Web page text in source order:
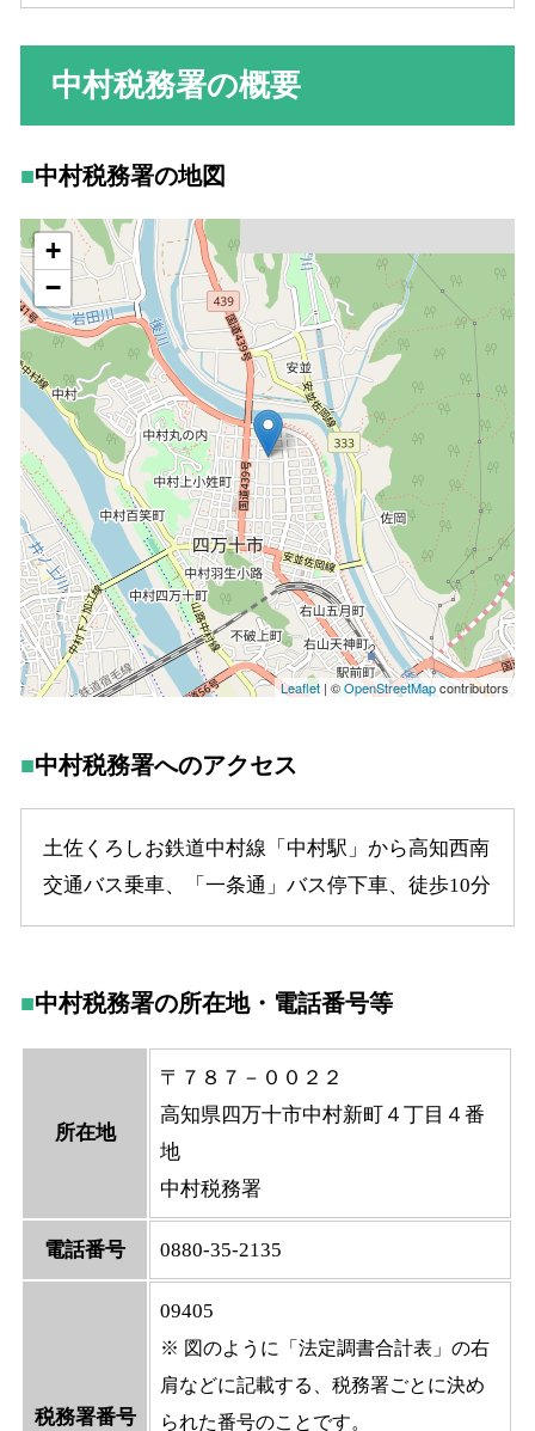
中村税務署の概要
中村税務署の地図
中村税務署へのアクセス
土佐くろしお鉄道中村線「中村駅」から高知西南
交通バス乗車、「一条通」バス停下車、徒歩10分
中村税務署の所在地・電話番号等
所在地
〒７８７－００２２
高知県四万十市中村新町４丁目４番
地
中村税務署
電話番号 0880-35-2135
税務署番号
09405
※ 図のように「法定調書合計表」の右
肩などに記載する、税務署ごとに決め
られた番号のことです。